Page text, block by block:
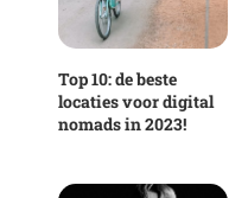
Top 10: de beste
locaties voor digital
nomads in 2023!